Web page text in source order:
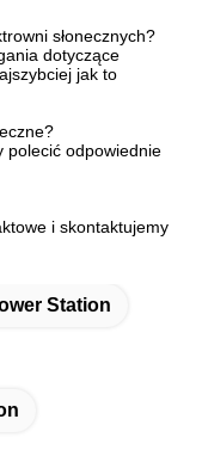
słonecznych?
dotyczące
jak to
polecić odpowiednie
i skontaktujemy
Station